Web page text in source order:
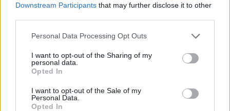
Downstream Participants that may further disclose it to other
Please note that this website/app uses one or more Google
not limited to your visit or usage behaviour. You may click to
grant or deny consent to Google and its third-party tags to
use your data for below specified purposes in below Google
consent section.
Personal Data Processing Opt Outs
I want to opt-out of the Sharing of my
personal data.
Opted In
I want to opt-out of the Sale of my
Personal Data.
Opted In